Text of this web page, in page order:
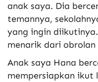
anak saya. Dia
temannya,
yang ingin
menarik dari
Anak saya Hana
mempersiapkan ikut